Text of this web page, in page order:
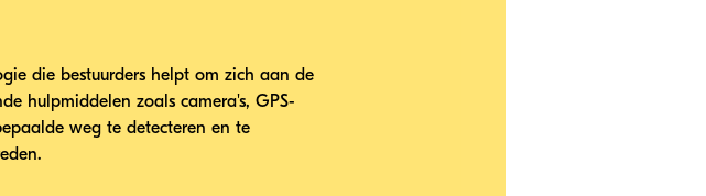
die bestuurders helpt om zich aan de
hulpmiddelen zoals camera's, GPS-
weg te detecteren en te